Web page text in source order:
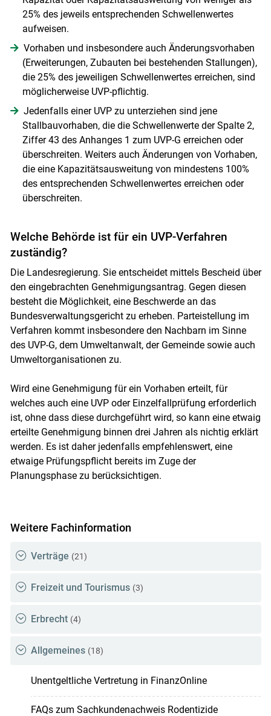
25% des jeweils entsprechenden Schwellenwertes
aufweisen.
Vorhaben und insbesondere auch Änderungsvorhaben
(Erweiterungen, Zubauten bei bestehenden Stallungen),
die 25% des jeweiligen Schwellenwertes erreichen, sind
möglicherweise UVP-pflichtig.
Jedenfalls einer UVP zu unterziehen sind jene
Stallbauvorhaben, die die Schwellenwerte der Spalte 2,
Ziffer 43 des Anhanges 1 zum UVP-G erreichen oder
überschreiten. Weiters auch Änderungen von Vorhaben,
die eine Kapazitätsausweitung von mindestens 100%
des entsprechenden Schwellenwertes erreichen oder
überschreiten.
Welche Behörde ist für ein UVP-Verfahren
zuständig?
Die Landesregierung. Sie entscheidet mittels Bescheid über
den eingebrachten Genehmigungsantrag. Gegen diesen
besteht die Möglichkeit, eine Beschwerde an das
Bundesverwaltungsgericht zu erheben. Parteistellung im
Verfahren kommt insbesondere den Nachbarn im Sinne
des UVP-G, dem Umweltanwalt, der Gemeinde sowie auch
Umweltorganisationen zu.
Wird eine Genehmigung für ein Vorhaben erteilt, für
welches auch eine UVP oder Einzelfallprüfung erforderlich
ist, ohne dass diese durchgeführt wird, so kann eine etwaig
erteilte Genehmigung binnen drei Jahren als nichtig erklärt
werden. Es ist daher jedenfalls empfehlenswert, eine
etwaige Prüfungspflicht bereits im Zuge der
Planungsphase zu berücksichtigen.
Weitere Fachinformation
Verträge (21)
Freizeit und Tourismus (3)
Erbrecht (4)
Allgemeines (18)
Unentgeltliche Vertretung in FinanzOnline
FAQs zum Sachkundenachweis Rodentizide